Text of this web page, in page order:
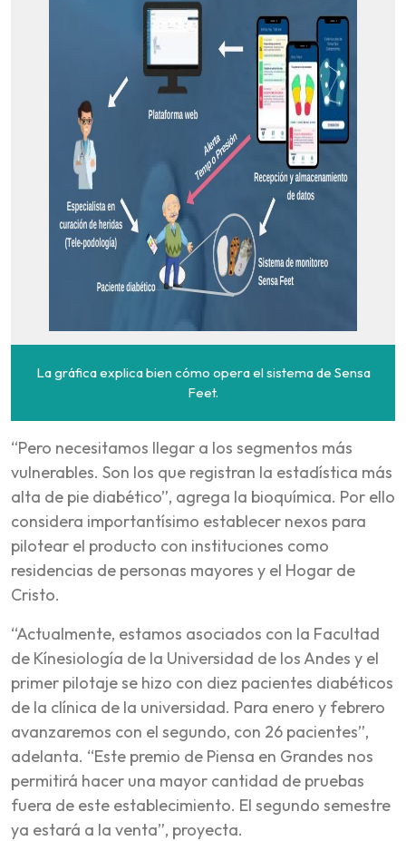
La gráfica explica bien cómo opera el sistema de Sensa
Feet.
“Pero necesitamos llegar a los segmentos más
vulnerables. Son los que registran la estadística más
alta de pie diabético”, agrega la bioquímica. Por ello
considera importantísimo establecer nexos para
pilotear el producto con instituciones como
residencias de personas mayores y el Hogar de
Cristo.
“Actualmente, estamos asociados con la Facultad
de Kínesiología de la Universidad de los Andes y el
primer pilotaje se hizo con diez pacientes diabéticos
de la clínica de la universidad. Para enero y febrero
avanzaremos con el segundo, con 26 pacientes”,
adelanta. “Este premio de Piensa en Grandes nos
permitirá hacer una mayor cantidad de pruebas
fuera de este establecimiento. El segundo semestre
ya estará a la venta”, proyecta.